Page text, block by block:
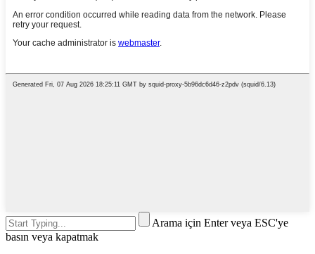
Arama için Enter veya ESC'ye
basın veya kapatmak